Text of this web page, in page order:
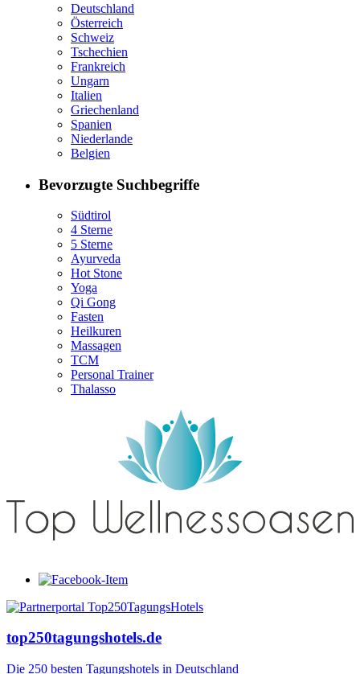
Deutschland
Österreich
Schweiz
Tschechien
Frankreich
Ungarn
Italien
Griechenland
Spanien
Niederlande
Belgien
Bevorzugte Suchbegriffe
Südtirol
4 Sterne
5 Sterne
Ayurveda
Hot Stone
Yoga
Qi Gong
Fasten
Heilkuren
Massagen
TCM
Personal Trainer
Thalasso
top250tagungshotels.de
Die 250 besten Tagungshotels in Deutschland